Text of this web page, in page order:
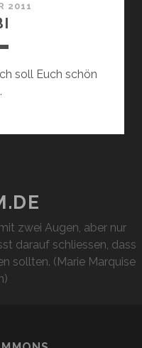
2011
soll Euch schön
zwei Augen, aber nur
darauf schliessen, dass
sollten. (Marie Marquise